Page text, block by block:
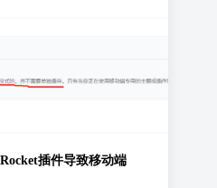
插件导致移动端